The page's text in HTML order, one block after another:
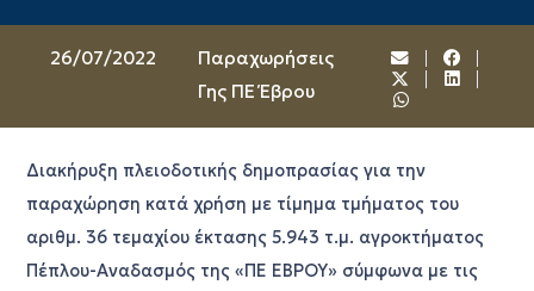
26/07/2022
Παραχωρήσεις
Γης ΠΕ Έβρου
Διακήρυξη πλειοδοτικής δημοπρασίας για την
παραχώρηση κατά χρήση με τίμημα τμήματος του
αριθμ. 36 τεμαχίου έκτασης 5.943 τ.μ. αγροκτήματος
Πέπλου-Αναδασμός της «ΠΕ ΕΒΡΟΥ» σύμφωνα με τις